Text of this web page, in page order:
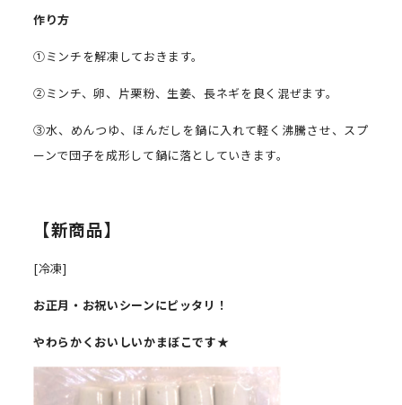
作り方
①ミンチを解凍しておきます。
②ミンチ、卵、片栗粉、生姜、長ネギを良く混ぜます。
③水、めんつゆ、ほんだしを鍋に入れて軽く沸騰させ、スプ
ーンで団子を成形して鍋に落としていきます。
【新商品】
[冷凍]
お正月・お祝いシーンにピッタリ！
やわらかくおいしいかまぼこです★